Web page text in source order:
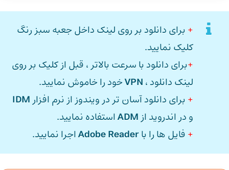
+ برای دانلود بر روی لینک داخل جعبه سبز رنگ
کلیک نمایید.
+برای دانلود با سرعت بالاتر ، قبل از کلیک بر روی
لینک دانلود ، VPNخود را خاموش نمایید.
+ برای دانلود آسان تر در ویندوز از نرم افزار IDM
و در اندروید از ADMاستفاده نمایید.
+ فایل ها را باAdobe Readerاجرا نمایید.